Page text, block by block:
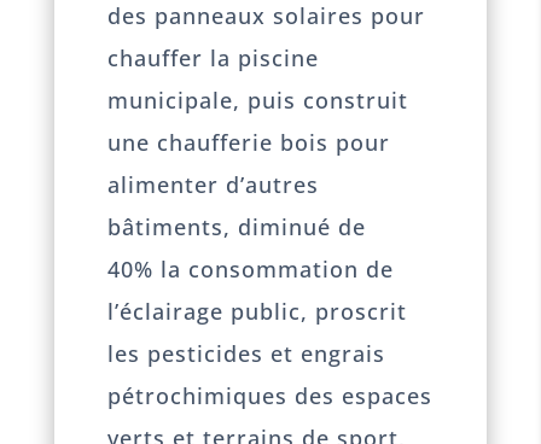
des panneaux solaires pour
chauffer la piscine
municipale, puis construit
une chaufferie bois pour
alimenter d’autres
bâtiments, diminué de
40% la consommation de
l’éclairage public, proscrit
les pesticides et engrais
pétrochimiques des espaces